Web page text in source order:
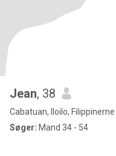
Jean, 38
Cabatuan, Iloilo, Filippinerne
Søger: Mand 34 - 54